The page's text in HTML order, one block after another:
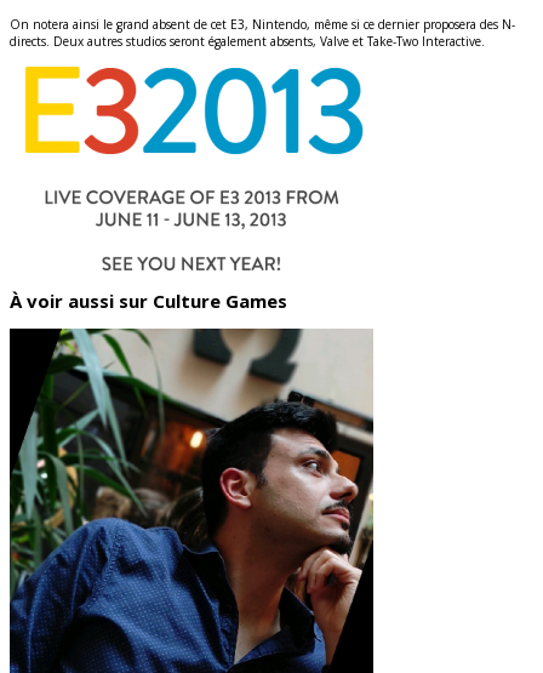
On notera ainsi le grand absent de cet E3, Nintendo, même si ce dernier proposera des N-
directs. Deux autres studios seront également absents, Valve et Take-Two Interactive.
À voir aussi sur Culture Games